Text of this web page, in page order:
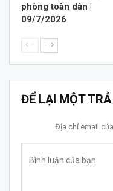
phòng toàn dân |
09/7/2026
-- --
ĐỂ LẠI MỘT TRẢ
Địa chỉ email